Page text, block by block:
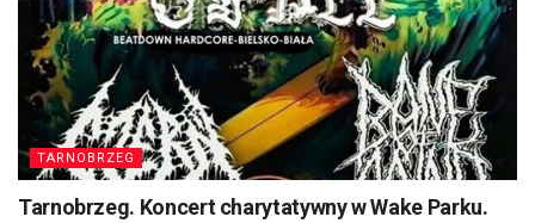
TARNOBRZEG
Tarnobrzeg. Koncert charytatywny w Wake Parku.